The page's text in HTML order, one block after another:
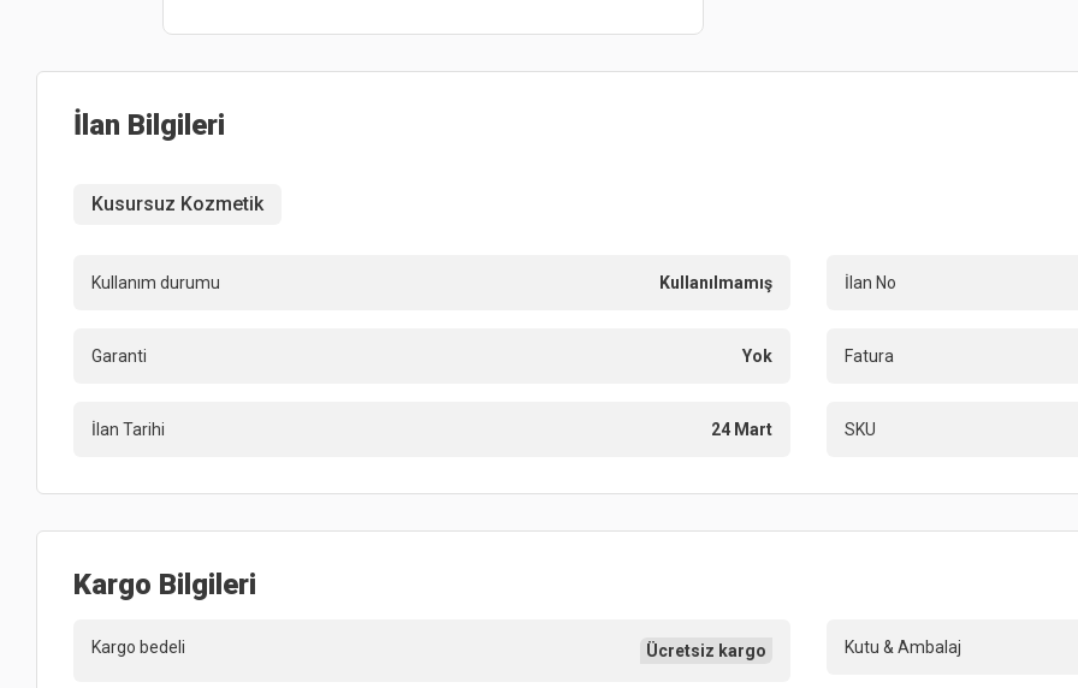
İlan Bilgileri
Kusursuz Kozmetik
Kullanım durumu Kullanılmamış İlan No
Garanti Yok Fatura
İlan Tarihi 24 Mart SKU
Kargo Bilgileri
Kargo bedeli Ücretsiz kargo Kutu & Ambalaj